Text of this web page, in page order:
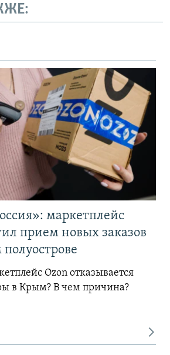
маркетплейс
прием новых заказов
Ozon отказывается
в Крым? В чем причина?